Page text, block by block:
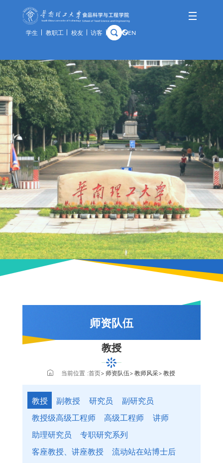
学生 教职工 校友 访客 EN
学院概况
学院简介
历史沿革
学院领导
组织架构
历任领导
历史钩沉
师资队伍
队伍概况
教师风采
荣休教师
人才培养
本科生
研究生
留学生
教学实践基地
科学研究
科研概况
科研基地
科研团队
科研成果
国际交流
交流动态
合作项目
出访公示
资产与实
通知公告
规章制度
办事指南
教学中心
分析中心
安全管理
预约平台
特色资源
师资队伍
队伍概况
教师风采
副教授
研究员
副研究员
教授级高级工程师
教授
当前位置 :首页 师资队伍 教师风采 教授
教授 副教授 研究员
副研究员
教授级高级工程师
高级工程师
讲师
助理研究员
专职研究系列
客座教授、讲座教授
流动站在站博士后